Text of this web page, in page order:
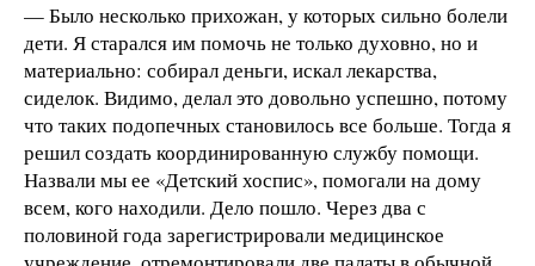
— Было несколько прихожан, у которых сильно болели
дети. Я старался им помочь не только духовно, но и
материально: собирал деньги, искал лекарства,
сиделок. Видимо, делал это довольно успешно, потому
что таких подопечных становилось все больше. Тогда я
решил создать координированную службу помощи.
Назвали мы ее «Детский хоспис», помогали на дому
всем, кого находили. Дело пошло. Через два с
половиной года зарегистрировали медицинское